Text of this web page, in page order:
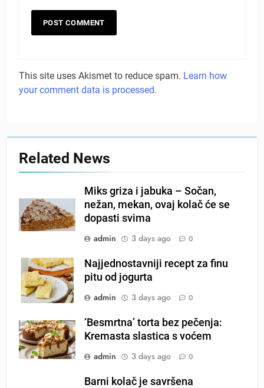
This site uses Akismet to reduce spam. Learn how
your comment data is processed.
Related News
Miks griza i jabuka – Sočan,
nežan, mekan, ovaj kolač će se
dopasti svima
admin
3 days ago 0
Najjednostavniji recept za finu
pitu od jogurta
admin
3 days ago 0
‘Besmrtna’ torta bez pečenja:
Kremasta slastica s voćem
admin
3 days ago 0
Barni kolač je savršena